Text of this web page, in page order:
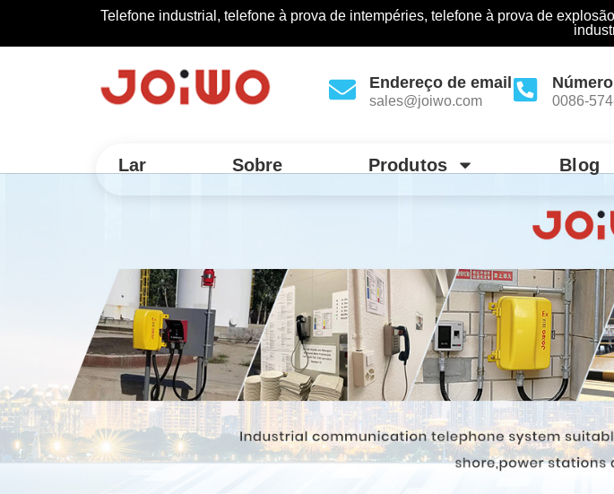
Telefone industrial, telefone à prova de intempéries, telefone à prova de
Endereço de email
sales@joiwo.com 0086-
Lar Sobre Produtos Blog